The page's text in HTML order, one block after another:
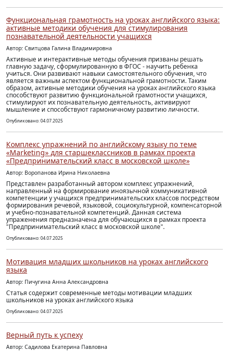
Функциональная грамотность на уроках английского языка:
активные методики обучения для стимулирования
познавательной деятельности учащихся
Автор: Свитцова Галина Владимировна
Активные и интерактивные методы обучения призваны решать
главную задачу, сформулированную в ФГОС - научить ребенка
учиться. Они развивают навыки самостоятельного обучения, что
является важным аспектом функциональной грамотности. Таким
образом, активные методики обучения на уроках английского языка
способствуют развитию функциональной грамотности учащихся,
стимулируют их познавательную деятельность, активируют
мышление и способствуют гармоничному развитию личности.
Опубликовано: 04.07.2025
Комплекс упражнений по английскому языку по теме
«Marketing» для старшеклассников в рамках проекта
«Предпринимательский класс в московской школе»
Автор: Воропанова Ирина Николаевна
Представлен разработанный автором комплекс упражнений,
направленный на формирование иноязычной коммуникативной
компетенции у учащихся предпринимательских классов посредством
формирования речевой, языковой, социокультурной, компенсаторной
и учебно-познавательной компетенций. Данная система
упраженения предназначена для обучающихся в рамках проекта
"Предпринимательский класс в московской школе".
Опубликовано: 04.07.2025
Мотивация младших школьников на уроках английского
языка
Автор: Пичугина Анна Александровна
Статья содержит современные методы мотивации младших
школьников на уроках английского языка
Опубликовано: 04.07.2025
Верный путь к успеху
Автор: Садилова Екатерина Павловна